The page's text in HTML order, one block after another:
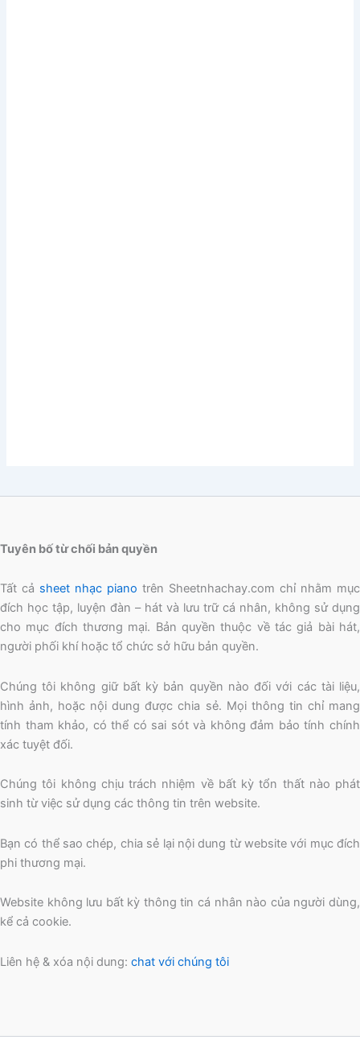
Tuyên bố từ chối bản quyền
Tất cả sheet nhạc piano trên Sheetnhachay.com chỉ nhằm mục
đích học tập, luyện đàn – hát và lưu trữ cá nhân, không sử dụng
cho mục đích thương mại. Bản quyền thuộc về tác giả bài hát,
người phối khí hoặc tổ chức sở hữu bản quyền.
Chúng tôi không giữ bất kỳ bản quyền nào đối với các tài liệu,
hình ảnh, hoặc nội dung được chia sẻ. Mọi thông tin chỉ mang
tính tham khảo, có thể có sai sót và không đảm bảo tính chính
xác tuyệt đối.
Chúng tôi không chịu trách nhiệm về bất kỳ tổn thất nào phát
sinh từ việc sử dụng các thông tin trên website.
Bạn có thể sao chép, chia sẻ lại nội dung từ website với mục đích
phi thương mại.
Website không lưu bất kỳ thông tin cá nhân nào của người dùng,
kể cả cookie.
Liên hệ & xóa nội dung: chat với chúng tôi